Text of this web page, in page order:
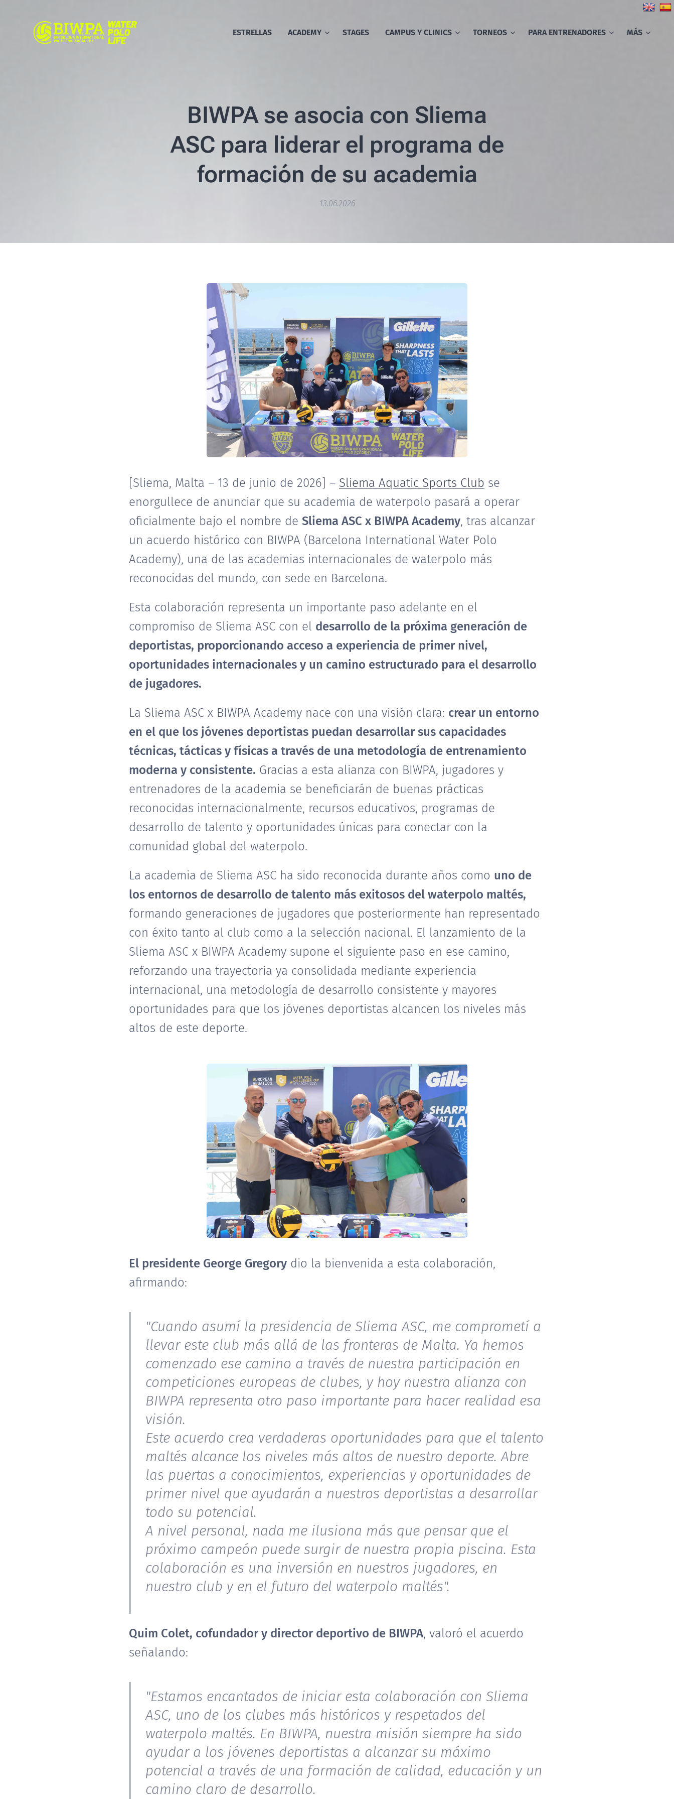
ESTRELLAS ACADEMY STAGES CAMPUS Y CLINICS TORNEOS PARA ENTRENADORES MÁS
BIWPA se asocia con Sliema
ASC para liderar el programa de
formación de su academia
13.06.2026
[Sliema, Malta – 13 de junio de 2026] – Sliema Aquatic Sports Club se
enorgullece de anunciar que su academia de waterpolo pasará a operar
oficialmente bajo el nombre de Sliema ASC x BIWPA Academy, tras alcanzar
un acuerdo histórico con BIWPA (Barcelona International Water Polo
Academy), una de las academias internacionales de waterpolo más
reconocidas del mundo, con sede en Barcelona.
Esta colaboración representa un importante paso adelante en el
compromiso de Sliema ASC con el desarrollo de la próxima generación de
deportistas, proporcionando acceso a experiencia de primer nivel,
oportunidades internacionales y un camino estructurado para el desarrollo
de jugadores.
La Sliema ASC x BIWPA Academy nace con una visión clara: crear un entorno
en el que los jóvenes deportistas puedan desarrollar sus capacidades
técnicas, tácticas y físicas a través de una metodología de entrenamiento
moderna y consistente. Gracias a esta alianza con BIWPA, jugadores y
entrenadores de la academia se beneficiarán de buenas prácticas
reconocidas internacionalmente, recursos educativos, programas de
desarrollo de talento y oportunidades únicas para conectar con la
comunidad global del waterpolo.
La academia de Sliema ASC ha sido reconocida durante años como uno de
los entornos de desarrollo de talento más exitosos del waterpolo maltés,
formando generaciones de jugadores que posteriormente han representado
con éxito tanto al club como a la selección nacional. El lanzamiento de la
Sliema ASC x BIWPA Academy supone el siguiente paso en ese camino,
reforzando una trayectoria ya consolidada mediante experiencia
internacional, una metodología de desarrollo consistente y mayores
oportunidades para que los jóvenes deportistas alcancen los niveles más
altos de este deporte.
El presidente George Gregory dio la bienvenida a esta colaboración,
afirmando:
"Cuando asumí la presidencia de Sliema ASC, me comprometí a
llevar este club más allá de las fronteras de Malta. Ya hemos
comenzado ese camino a través de nuestra participación en
competiciones europeas de clubes, y hoy nuestra alianza con
BIWPA representa otro paso importante para hacer realidad esa
visión.
Este acuerdo crea verdaderas oportunidades para que el talento
maltés alcance los niveles más altos de nuestro deporte. Abre
las puertas a conocimientos, experiencias y oportunidades de
primer nivel que ayudarán a nuestros deportistas a desarrollar
todo su potencial.
A nivel personal, nada me ilusiona más que pensar que el
próximo campeón puede surgir de nuestra propia piscina. Esta
colaboración es una inversión en nuestros jugadores, en
nuestro club y en el futuro del waterpolo maltés".
Quim Colet, cofundador y director deportivo de BIWPA, valoró el acuerdo
señalando:
"Estamos encantados de iniciar esta colaboración con Sliema
ASC, uno de los clubes más históricos y respetados del
waterpolo maltés. En BIWPA, nuestra misión siempre ha sido
ayudar a los jóvenes deportistas a alcanzar su máximo
potencial a través de una formación de calidad, educación y un
camino claro de desarrollo.